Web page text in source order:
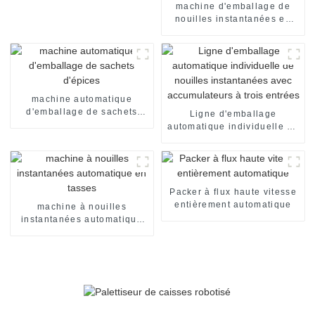
machine d'emballage de
nouilles instantanées en
carton, pour emballage de
nouilles instantanées en
sachets individuels. Ligne
de production de
conditionnement.
machine automatique
d'emballage de sachets
Ligne d'emballage
automatique individuelle de
entrées
machine à nouilles
instantanées automatique
Packer à flux haute vitesse
entièrement automatique